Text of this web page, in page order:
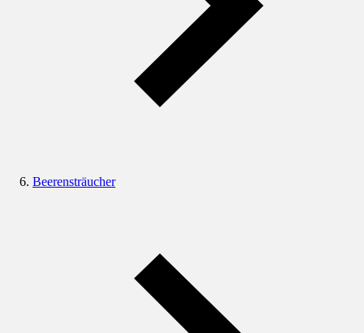
Beerensträucher